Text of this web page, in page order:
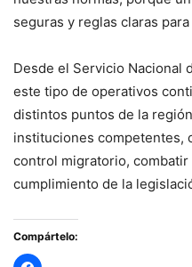
seguras y reglas claras para
Desde el Servicio Nacional
este tipo de operativos
distintos puntos de la
instituciones competentes,
control migratorio,
cumplimiento de la
Compártelo: